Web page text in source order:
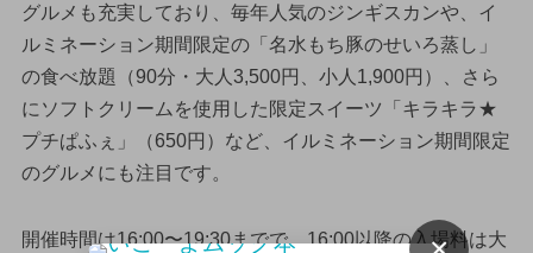
グルメも充実しており、毎年人気のジンギスカンや、イ
ルミネーション期間限定の「名水もち豚のせいろ蒸し」
の食べ放題（90分・大人3,500円、小人1,900円）、さら
にソフトクリームを使用した限定スイーツ「キラキラ★
プチぱふぇ」（650円）など、イルミネーション期間限定
のグルメにも注目です。
開催時間は16:00〜19:30までで、16:00以降の入場料は大